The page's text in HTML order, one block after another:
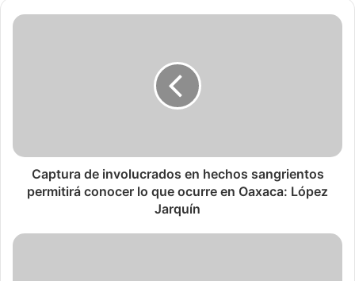
Captura de involucrados en hechos sangrientos
permitirá conocer lo que ocurre en Oaxaca: López
Jarquín